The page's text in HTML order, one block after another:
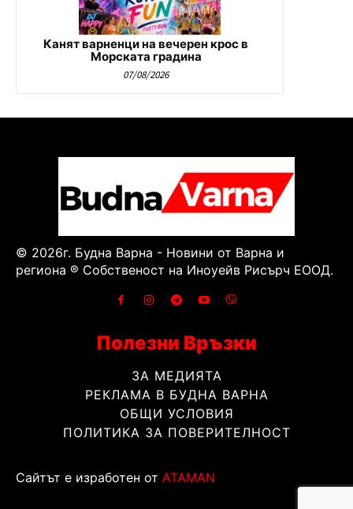
Канят варненци на вечерен крос в
Морската градина
07/08/2026
© 2026г. Будна Варна - Новини от Варна и
региона ® Собственост на Иноуейв Рисърч ЕООД.
Полезни Връзки
ЗА МЕДИЯТА
РЕКЛАМА В БУДНА ВАРНА
ОБЩИ УСЛОВИЯ
ПОЛИТИКА ЗА ПОВЕРИТЕЛНОСТ
Сайтът е изработен от ATAMAN